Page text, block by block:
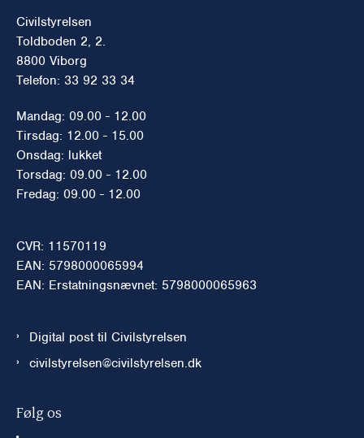
Civilstyrelsen
Toldboden 2, 2.
8800 Viborg
Telefon: 33 92 33 34
Mandag: 09.00 - 12.00
Tirsdag: 12.00 - 15.00
Onsdag: lukket
Torsdag: 09.00 - 12.00
Fredag: 09.00 - 12.00
CVR: 11570119
EAN: 5798000065994
EAN: Erstatningsnævnet: 5798000065963
Digital post til Civilstyrelsen
civilstyrelsen@civilstyrelsen.dk
Følg os